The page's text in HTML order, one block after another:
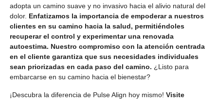
adopta un camino suave y no invasivo hacia el alivio natural del
dolor. Enfatizamos la importancia de empoderar a nuestros
clientes en su camino hacia la salud, permitiéndoles
recuperar el control y experimentar una renovada
autoestima. Nuestro compromiso con la atención centrada
en el cliente garantiza que sus necesidades individuales
sean priorizadas en cada paso del camino. ¿Listo para
embarcarse en su camino hacia el bienestar?
¡Descubra la diferencia de Pulse Align hoy mismo! Visite